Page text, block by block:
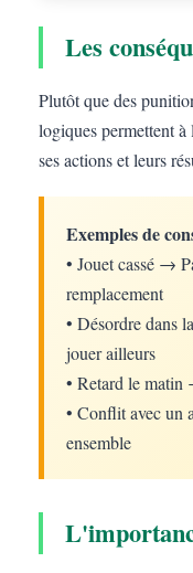
Les
Plutôt que des
logiques permettent
ses actions et leurs
Exemples de
• Jouet cassé →
remplacement
• Désordre dans
jouer ailleurs
• Retard le
• Conflit avec un
ensemble